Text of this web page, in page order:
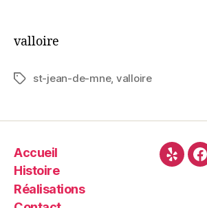
valloire
st-jean-de-mne, valloire
Accueil
Histoire
Réalisations